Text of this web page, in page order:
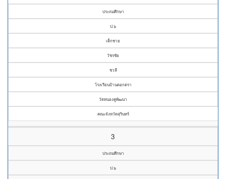
ประถมศึกษา
ป.๖
เด็กชาย
วัชรชัย
ชวลี
โรงเรียนบ้านตอกตรา
วัดหนองคูพัฒนา
คณะจังหวัดสุรินทร์
3
ประถมศึกษา
ป.๖